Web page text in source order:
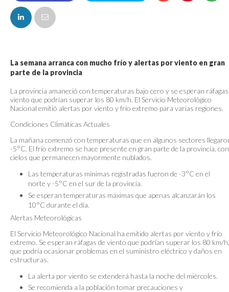
FACEBOOK
La semana arranca con mucho frío y alertas por viento en gran
parte de la provincia
La provincia amaneció con temperaturas bajo cero y se esperan
viento que podrían superar los 80 km/h. El Servicio Meteorológico
Nacional emitió alertas por viento y frío extremo para varias regiones.
Condiciones Climáticas Actuales
La mañana comenzó con temperaturas que en algunos sectores
-5°C. El frío extremo se hace presente en gran parte de la provincia, con
cielos que permanecen mayormente nublados.
Las temperaturas mínimas registradas fueron de -3°C en el
norte y -5°C en el sur de la provincia.
Se esperan temperaturas máximas que apenas alcanzarán los
10°C durante el día.
Alertas Meteorológicas
El Servicio Meteorológico Nacional ha emitido alertas por viento y frío
extremo. Se esperan ráfagas de viento que podrían superar los 80 km/
que podría ocasionar problemas en el suministro eléctrico y daños en
estructuras.
La alerta por viento se extenderá hasta la noche del miércoles.
Se recomienda a la población tomar precauciones y